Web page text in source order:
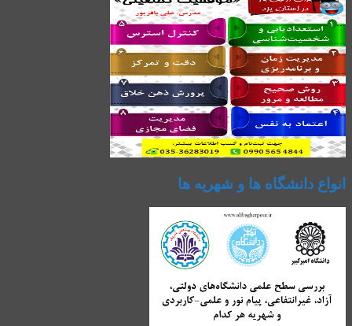
انواع دانشگاه ها و شهریه ها